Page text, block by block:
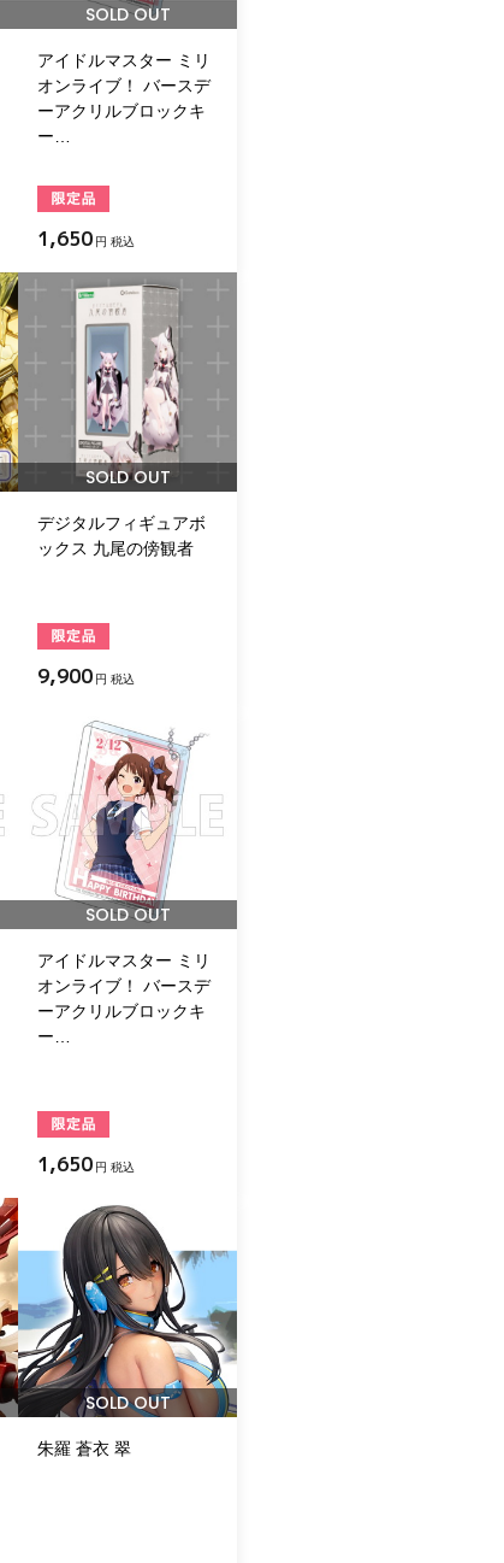
SOLD OUT
アイドルマスター ミリ
オンライブ！ バースデ
ーアクリルブロックキ
ー…
1,650 円 税込
SOLD OUT
デジタルフィギュアボ
ックス 九尾の傍観者
9,900 円 税込
SOLD OUT
アイドルマスター ミリ
オンライブ！ バースデ
ーアクリルブロックキ
ー…
1,650 円 税込
SOLD OUT
朱羅 蒼衣 翠